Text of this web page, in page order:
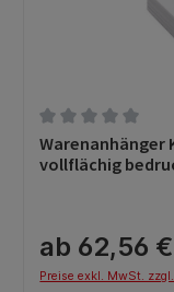
Durchschnittliche
Warenanhänger
vollflächig
ab 62,56 €
Preise exkl. MwSt.